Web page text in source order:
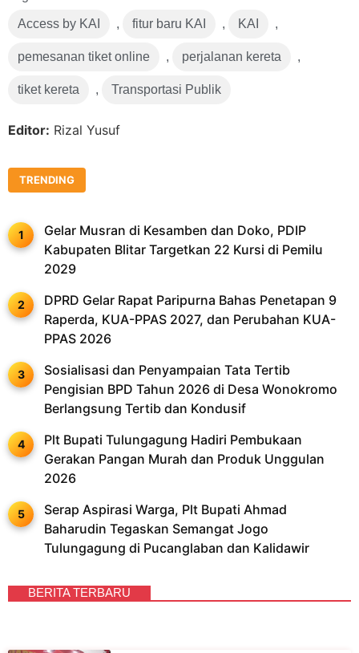
Access by KAI , fitur baru KAI , KAI ,
pemesanan tiket online , perjalanan kereta ,
tiket kereta , Transportasi Publik
Editor: Rizal Yusuf
TRENDING
Gelar Musran di Kesamben dan Doko, PDIP
Kabupaten Blitar Targetkan 22 Kursi di Pemilu
2029
DPRD Gelar Rapat Paripurna Bahas Penetapan 9
Raperda, KUA-PPAS 2027, dan Perubahan KUA-
PPAS 2026
Sosialisasi dan Penyampaian Tata Tertib
Pengisian BPD Tahun 2026 di Desa Wonokromo
Berlangsung Tertib dan Kondusif
Plt Bupati Tulungagung Hadiri Pembukaan
Gerakan Pangan Murah dan Produk Unggulan
2026
Serap Aspirasi Warga, Plt Bupati Ahmad
Baharudin Tegaskan Semangat Jogo
Tulungagung di Pucanglaban dan Kalidawir
BERITA TERBARU